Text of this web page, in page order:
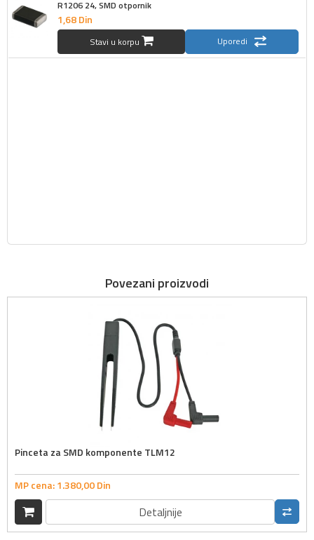
R1206 24, SMD otpornik
1,68Din
Stavi u korpu Uporedi
Povezani proizvodi
Pinceta za SMD komponente TLM12
MP cena:1.380,00Din
Detaljnije